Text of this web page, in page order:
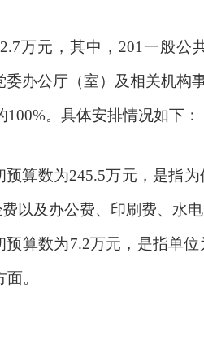
万元，其中，201一般
委办公厅（室）及相关机
。具体安排情况如下：
预算数为245.5万元，是指
以及办公费、印刷费、水
预算数为7.2万元，是指单
。